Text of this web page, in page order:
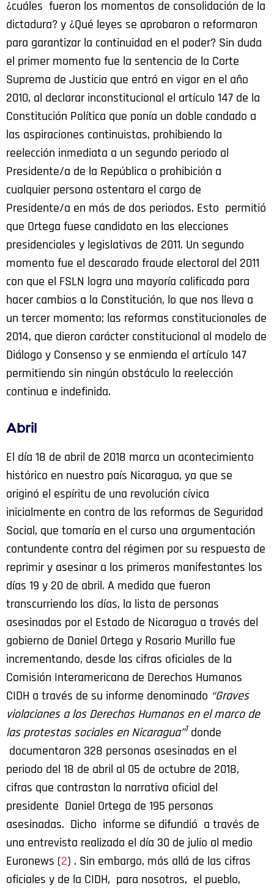
¿cuáles fueron los momentos de consolidación de la
dictadura? y ¿Qué leyes se aprobaron o reformaron
para garantizar la continuidad en el poder? Sin duda
el primer momento fue la sentencia de la Corte
Suprema de Justicia que entró en vigor en el año
2010, al declarar inconstitucional el artículo 147 de la
Constitución Política que ponía un doble candado a
las aspiraciones continuistas, prohibiendo la
reelección inmediata a un segundo periodo al
Presidente/a de la República o prohibición a
cualquier persona ostentara el cargo de
Presidente/a en más de dos periodos. Esto permitió
que Ortega fuese candidato en las elecciones
presidenciales y legislativas de 2011. Un segundo
momento fue el descarado fraude electoral del 2011
con que el FSLN logra una mayoría calificada para
hacer cambios a la Constitución, lo que nos lleva a
un tercer momento; las reformas constitucionales de
2014, que dieron carácter constitucional al modelo de
Diálogo y Consenso y se enmienda el artículo 147
permitiendo sin ningún obstáculo la reelección
continua e indefinida.
Abril
El día 18 de abril de 2018 marca un acontecimiento
histórico en nuestro país Nicaragua, ya que se
originó el espíritu de una revolución cívica
inicialmente en contra de las reformas de Seguridad
Social, que tomaría en el curso una argumentación
contundente contra del régimen por su respuesta de
reprimir y asesinar a los primeros manifestantes los
días 19 y 20 de abril. A medida que fueron
transcurriendo los días, la lista de personas
asesinadas por el Estado de Nicaragua a través del
gobierno de Daniel Ortega y Rosario Murillo fue
incrementando, desde las cifras oficiales de la
Comisión Interamericana de Derechos Humanos
CIDH a través de su informe denominado “Graves
violaciones a los Derechos Humanos en el marco de
las protestas sociales en Nicaragua”1donde
documentaron 328 personas asesinadas en el
periodo del 18 de abril al 05 de octubre de 2018,
cifras que contrastan la narrativa oficial del
presidente Daniel Ortega de 195 personas
asesinadas. Dicho informe se difundió a través de
una entrevista realizada el día 30 de julio al medio
Euronews (2) . Sin embargo, más allá de las cifras
oficiales y de la CIDH, para nosotros, el pueblo,